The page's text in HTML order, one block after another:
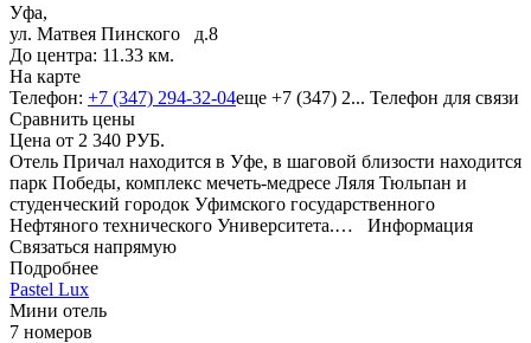
Уфа,
ул. Матвея Пинского д.8
До центра: 11.33 км.
На карте
Телефон: +7 (347) 294-32-04еще +7 (347) 2... Телефон для связи
Сравнить цены
Цена от 2 340 РУБ.
Отель Причал находится в Уфе, в шаговой близости находится
парк Победы, комплекс мечеть-медресе Ляля Тюльпан и
студенческий городок Уфимского государственного
Нефтяного технического Университета.… Информация
Связаться напрямую
Подробнее
Pastel Lux
Мини отель
7 номеров